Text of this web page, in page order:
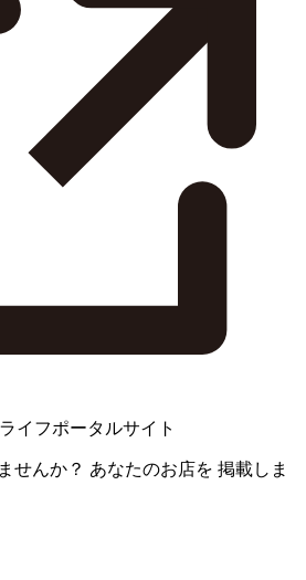
イフポータルサイト
せんか？ あなたのお店を 掲載しま